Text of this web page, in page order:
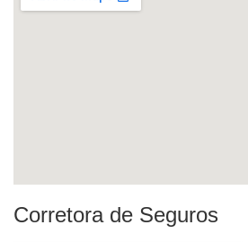
Corretora de Seguros